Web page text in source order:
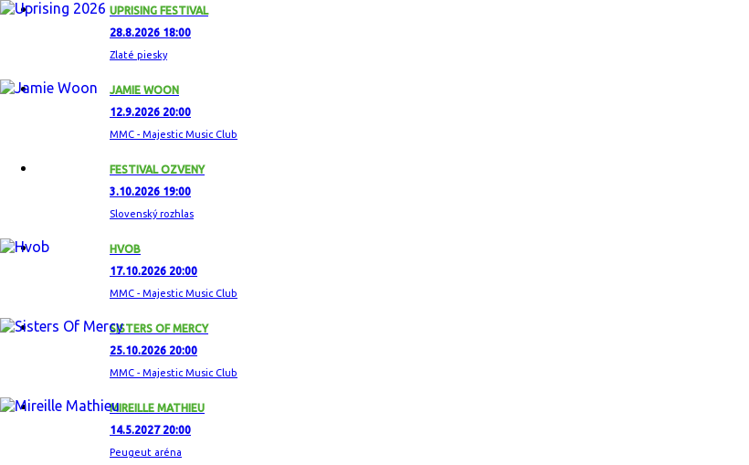
UPRISING FESTIVAL
28.8.2026 18:00
Zlaté piesky
JAMIE WOON
12.9.2026 20:00
MMC - Majestic Music Club
FESTIVAL OZVENY
3.10.2026 19:00
Slovenský rozhlas
HVOB
17.10.2026 20:00
MMC - Majestic Music Club
SISTERS OF MERCY
25.10.2026 20:00
MMC - Majestic Music Club
MIREILLE MATHIEU
14.5.2027 20:00
Peugeut aréna